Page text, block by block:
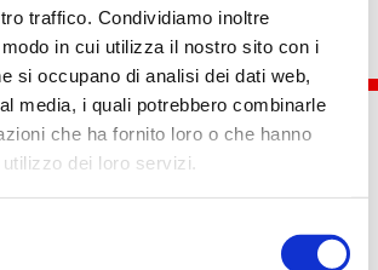
traffico. Condividiamo inoltre
in cui utilizza il nostro sito con i
si occupano di analisi dei dati web,
media, i quali potrebbero combinarle
che ha fornito loro o che hanno
dei loro servizi.